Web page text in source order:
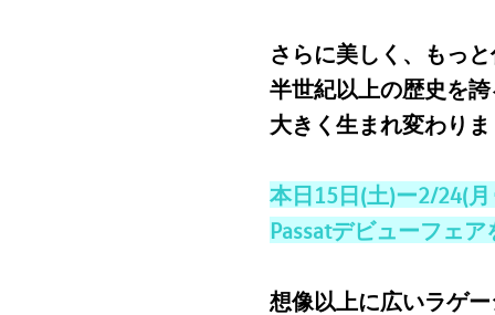
さらに美しく、もっ
半世紀以上の歴史を
大きく生まれ変わり
本日15日(土)ー2/24(
Passatデビューフェ
想像以上に広いラゲ